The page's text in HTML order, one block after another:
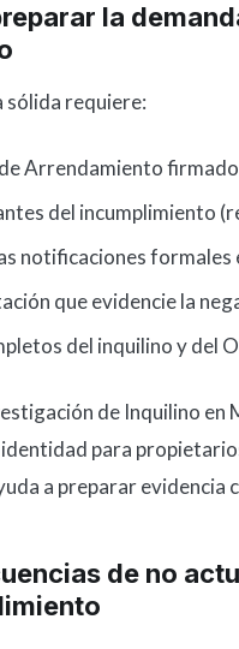
la
sólida requiere:
Arrendamiento
del incumplimiento
notificaciones formales
que evidencie la
del inquilino y del
de Inquilino en
para
a preparar
de no